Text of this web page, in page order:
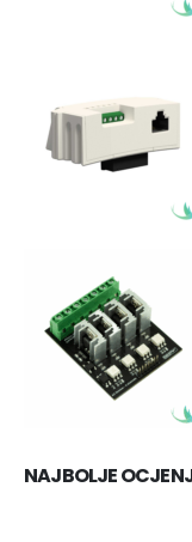
NAJBOLJE